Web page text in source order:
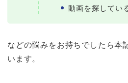
動画を探してい
などの悩みをお持ちでしたら本
います。